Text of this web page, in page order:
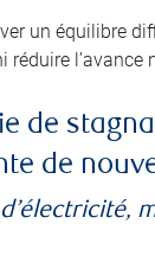
un équilibre
de
de